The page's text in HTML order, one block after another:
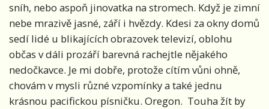
sníh, nebo aspoň jinovatka na stromech. Když je zimní
nebe mrazivě jasné, září i hvězdy. Kdesi za okny domů
sedí lidé u blikajících obrazovek televizí, oblohu
občas v dáli prozáří barevná rachejtle nějakého
nedočkavce. Je mi dobře, protože cítím vůni ohně,
chovám v mysli různé vzpomínky a také jednu
krásnou pacifickou písničku. Oregon. Touha žít by